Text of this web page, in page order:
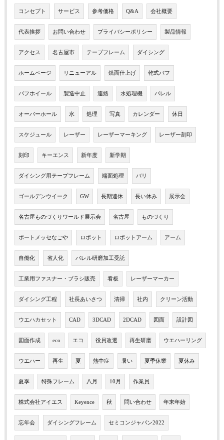
コンセプト サービス 参考価格 Q&A 会社概要
代表挨拶 お問い合わせ プライバシーポリシー 製品情報
アクセス 名古屋市 テープフレーム ダイシング
ホームページ リニューアル 鏡面仕上げ 乾式バフ
バフホイール 製造中止 連絡 水処理機 バレル
オーバーホール 水 処理 写真 カレンダー 休日
スケジュール レーザー レーザーマーキング レーザー刻印
刻印 キーエンス 新年度 新学期
ダイシング用テープフレーム 端面処理 バリ
ゴールデンウイーク GW 長期連休 長い休み 展示会
名古屋ものづくりワールド展示会 名古屋 ものづくり
ポートメッセなごや ロボット ロボットアーム アーム
自働化 省人化 バレル研磨加工受託
工業用ファスナー・ブラシ販売 看板 レーザーマーカー
ダイシング工程 社長あいさつ 清掃 社内 クリーン活動
ウエハカセット CAD 3DCAD 2DCAD 図面 設計図
図面作成 eco エコ 役員改選 再生研磨 ウエハーリング
ウエハー 再生 夏 熱中症 暑い 夏季休業 夏休み
夏季 特殊フレーム 八月 10月 作業員
株式会社アイエス Keyence 秋 問い合わせ 年末年始
忘年会 ダイシングフレーム セミコンジャパン2022